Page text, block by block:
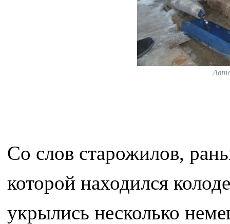
Со слов старожилов,
которой находился
укрылись несколько